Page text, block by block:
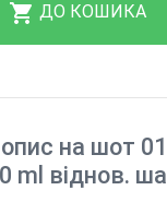
ДО КОШИКА
на шот
ml віднов.